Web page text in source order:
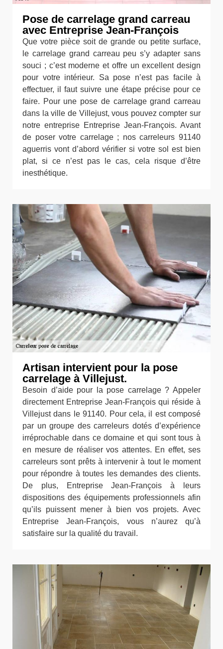
Pose de carrelage grand carreau
avec Entreprise Jean-François
Que votre pièce soit de grande ou petite surface,
le carrelage grand carreau peu s’y adapter sans
souci ; c’est moderne et offre un excellent design
pour votre intérieur. Sa pose n’est pas facile à
effectuer, il faut suivre une étape précise pour ce
faire. Pour une pose de carrelage grand carreau
dans la ville de Villejust, vous pouvez compter sur
notre entreprise Entreprise Jean-François. Avant
de poser votre carrelage ; nos carreleurs 91140
aguerris vont d’abord vérifier si votre sol est bien
plat, si ce n’est pas le cas, cela risque d’être
inesthétique.
Artisan intervient pour la pose
carrelage à Villejust.
Besoin d’aide pour la pose carrelage ? Appeler
directement Entreprise Jean-François qui réside à
Villejust dans le 91140. Pour cela, il est composé
par un groupe des carreleurs dotés d’expérience
irréprochable dans ce domaine et qui sont tous à
en mesure de réaliser vos attentes. En effet, ses
carreleurs sont prêts à intervenir à tout le moment
pour répondre à toutes les demandes des clients.
De plus, Entreprise Jean-François à leurs
dispositions des équipements professionnels afin
qu’ils puissent mener à bien vos projets. Avec
Entreprise Jean-François, vous n’aurez qu’à
satisfaire sur la qualité du travail.